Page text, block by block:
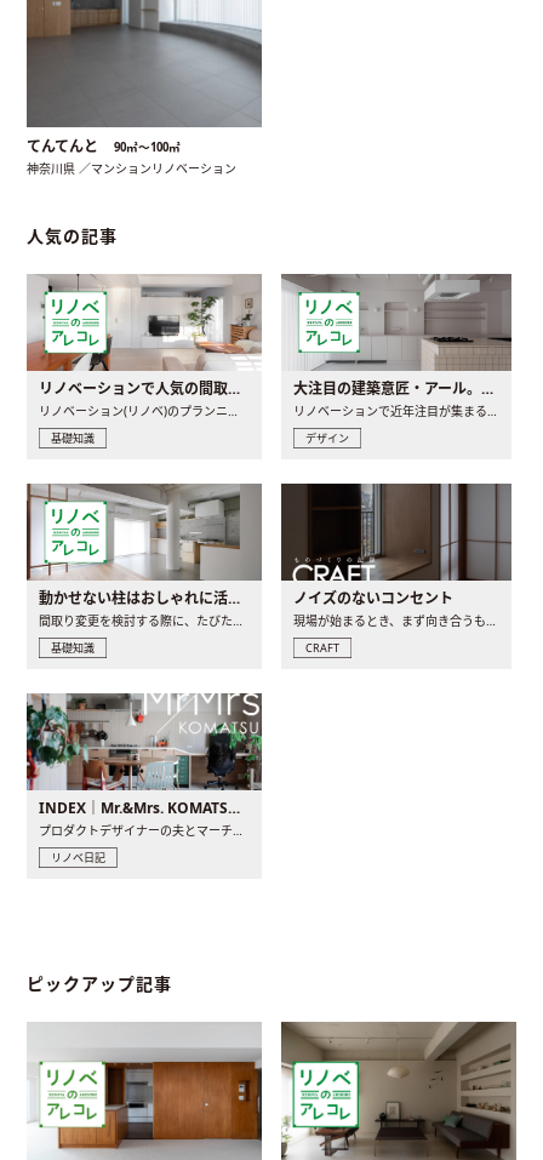
てんてんと 90㎡〜100㎡
神奈川県 ／マンションリノベーション
人気の記事
リノベーションで人気の間取りとは？トレンドの間取りと実例を徹底解説
リノベーション(リノベ)のプランニングで一番最初に決めるのは..
基礎知識
大注目の建築意匠・アール。人気の理由と空間に取り入れるポイント
リノベーションで近年注目が集まる建築意匠の一つであるアール..
デザイン
動かせない柱はおしゃれに活用！柱を魅せるリノベーション(リノベ)4選
間取り変更を検討する際に、たびたび皆さんの頭を悩ませる動か..
基礎知識
ノイズのないコンセント
現場が始まるとき、まず向き合うものの一つがコンセントです..
CRAFT
INDEX｜Mr.&Mrs. KOMATSU renovation diary
プロダクトデザイナーの夫とマーチャンダイザーの妻が、夫婦で..
リノベ日記
ピックアップ記事